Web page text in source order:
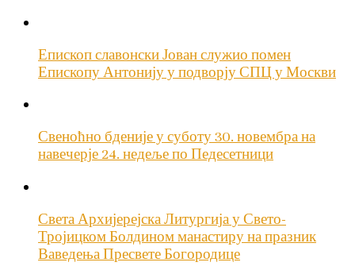
Епископ славонски Јован служио помен
Епископу Антонију у подворју СПЦ у Москви
Свеноћно бденије у суботу 30. новембра на
навечерје 24. недеље по Педесетници
Света Архијерејска Литургија у Свето-
Тројицком Болдином манастиру на празник
Ваведења Пресвете Богородице